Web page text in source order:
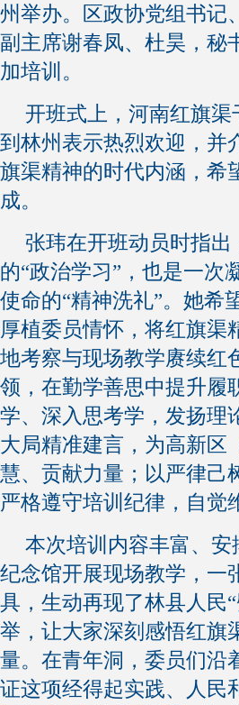
州举办。区政协党组书记
副主席谢春凤、杜昊，秘
加培训。
开班式上，河南红旗
到林州表示热烈欢迎，并
旗渠精神的时代内涵，希
成。
张玮在开班动员时指
的“政治学习”，也是一次
使命的“精神洗礼”。她希
厚植委员情怀，将红旗渠
地考察与现场教学赓续红
领，在勤学善思中提升履
学、深入思考学，发扬理
大局精准建言，为高新区
慧、贡献力量；以严律己
严格遵守培训纪律，自觉
本次培训内容丰富、
纪念馆开展现场教学，一
具，生动再现了林县人民
举，让大家深刻感悟红旗
量。在青年洞，委员们沿
证这项经得起实践、人民